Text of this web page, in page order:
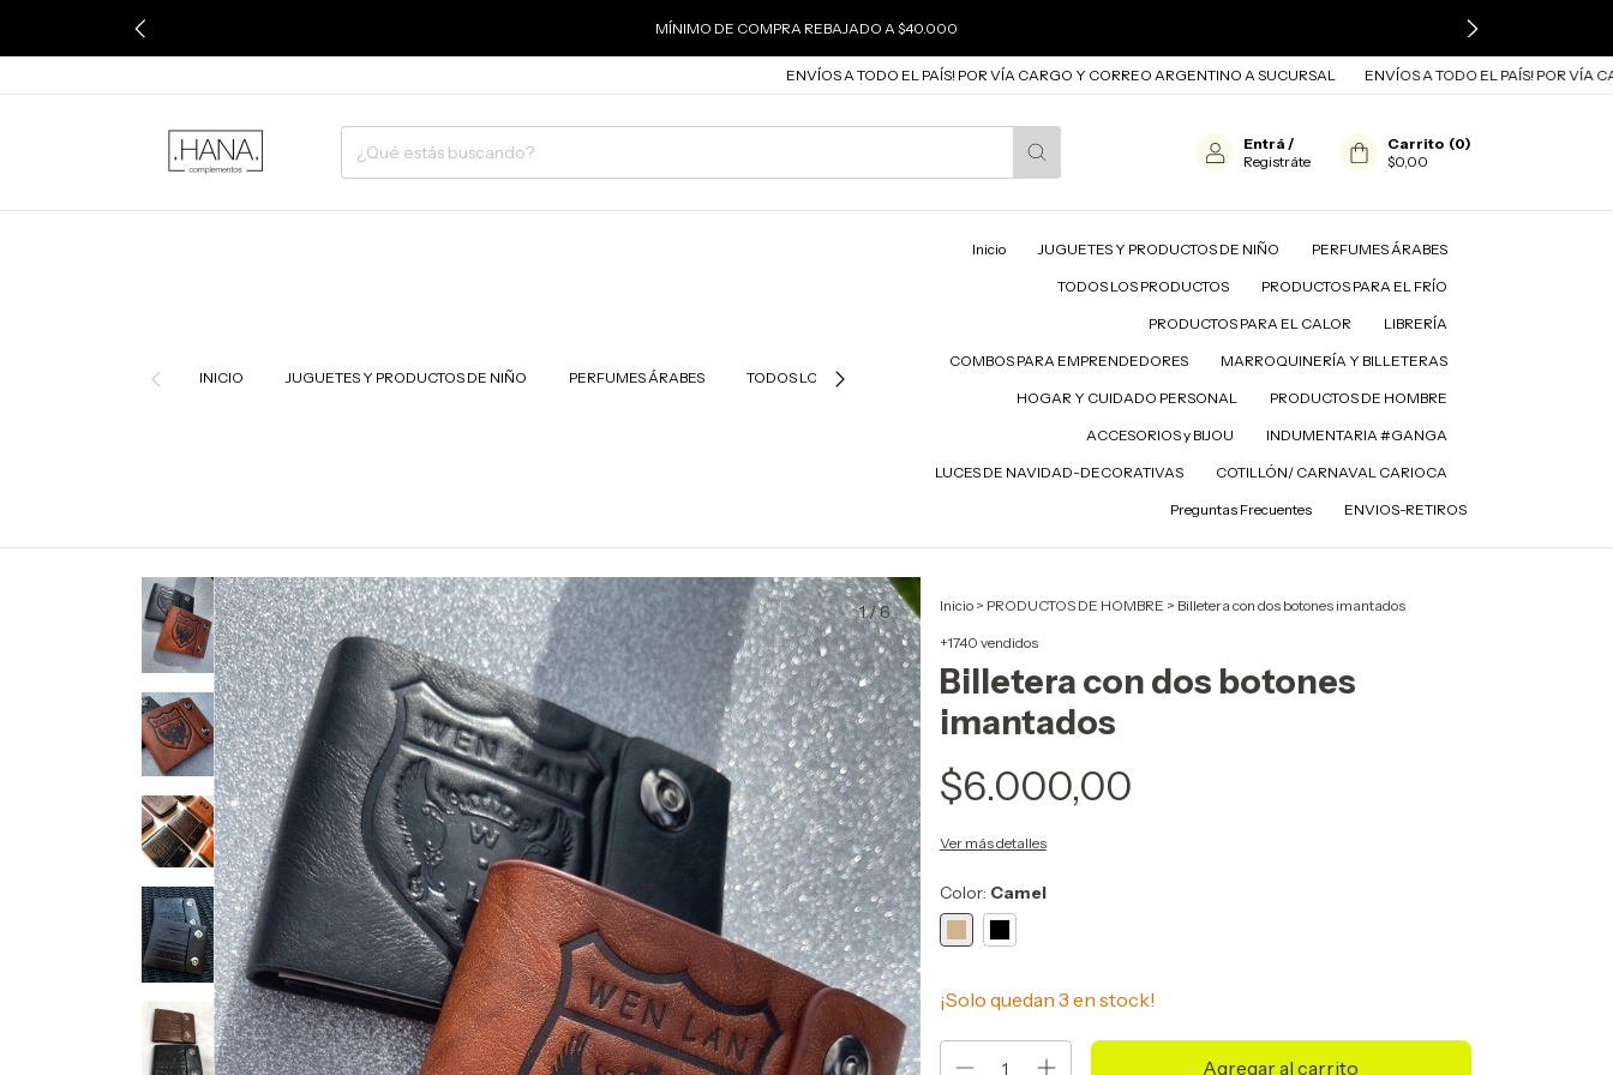
MÍNIMO DE COMPRA REBAJADO A $40.000
ENVÍOS A TODO EL PAÍS! POR VÍA CARGO Y CORREO ARGENTINO A SUCURSAL ENVÍOS A TODO EL PAÍS! POR VÍA CARGO
Entrá /
Registráte
Carrito (0)
$0,00
INICIO JUGUETES Y PRODUCTOS DE NIÑO PERFUMES ÁRABES TODOS LOS PRODUCTOS
Inicio JUGUETES Y PRODUCTOS DE NIÑO PERFUMES ÁRABES
TODOS LOS PRODUCTOS PRODUCTOS PARA EL FRÍO
PRODUCTOS PARA EL CALOR LIBRERÍA
COMBOS PARA EMPRENDEDORES MARROQUINERÍA Y BILLETERAS
HOGAR Y CUIDADO PERSONAL PRODUCTOS DE HOMBRE
ACCESORIOS y BIJOU INDUMENTARIA #GANGA
LUCES DE NAVIDAD-DECORATIVAS COTILLÓN/ CARNAVAL CARIOCA
Preguntas Frecuentes ENVIOS-RETIROS
1/6 Inicio > PRODUCTOS DE HOMBRE > Billetera con dos botones imantados
+1740 vendidos
Billetera con dos botones
imantados
$6.000,00
Ver más detalles
Color: Camel
¡Solo quedan 3 en stock!